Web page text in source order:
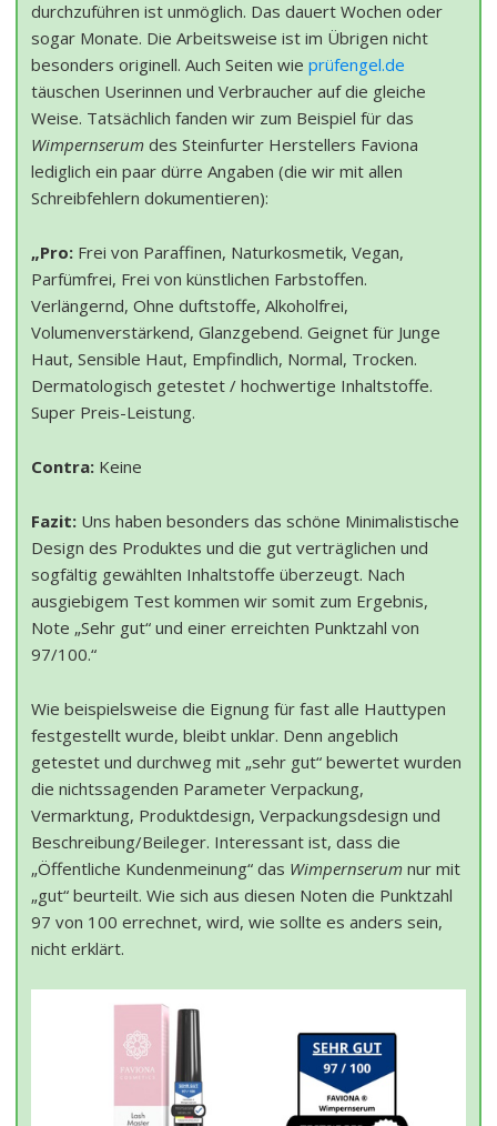
durchzuführen ist unmöglich. Das dauert Wochen oder
sogar Monate. Die Arbeitsweise ist im Übrigen nicht
besonders originell. Auch Seiten wie prüfengel.de
täuschen Userinnen und Verbraucher auf die gleiche
Weise. Tatsächlich fanden wir zum Beispiel für das
Wimpernserum des Steinfurter Herstellers Faviona
lediglich ein paar dürre Angaben (die wir mit allen
Schreibfehlern dokumentieren):
„Pro: Frei von Paraffinen, Naturkosmetik, Vegan,
Parfümfrei, Frei von künstlichen Farbstoffen.
Verlängernd, Ohne duftstoffe, Alkoholfrei,
Volumenverstärkend, Glanzgebend. Geignet für Junge
Haut, Sensible Haut, Empfindlich, Normal, Trocken.
Dermatologisch getestet / hochwertige Inhaltstoffe.
Super Preis-Leistung.
Contra: Keine
Fazit: Uns haben besonders das schöne Minimalistische
Design des Produktes und die gut verträglichen und
sogfältig gewählten Inhaltstoffe überzeugt. Nach
ausgiebigem Test kommen wir somit zum Ergebnis,
Note „Sehr gut“ und einer erreichten Punktzahl von
97/100.“
Wie beispielsweise die Eignung für fast alle Hauttypen
festgestellt wurde, bleibt unklar. Denn angeblich
getestet und durchweg mit „sehr gut“ bewertet wurden
die nichtssagenden Parameter Verpackung,
Vermarktung, Produktdesign, Verpackungsdesign und
Beschreibung/Beileger. Interessant ist, dass die
„Öffentliche Kundenmeinung“ das Wimpernserum nur mit
„gut“ beurteilt. Wie sich aus diesen Noten die Punktzahl
97 von 100 errechnet, wird, wie sollte es anders sein,
nicht erklärt.